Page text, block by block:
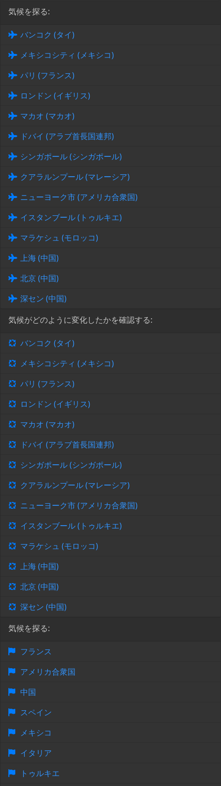
気候を探る:
バンコク (タイ)
メキシコシティ (メキシコ)
パリ (フランス)
ロンドン (イギリス)
マカオ (マカオ)
ドバイ (アラブ首長国連邦)
シンガポール (シンガポール)
クアラルンプール (マレーシア)
ニューヨーク市 (アメリカ合衆国)
イスタンブール (トゥルキエ)
マラケシュ (モロッコ)
上海 (中国)
北京 (中国)
深セン (中国)
気候がどのように変化したかを確認する:
バンコク (タイ)
メキシコシティ (メキシコ)
パリ (フランス)
ロンドン (イギリス)
マカオ (マカオ)
ドバイ (アラブ首長国連邦)
シンガポール (シンガポール)
クアラルンプール (マレーシア)
ニューヨーク市 (アメリカ合衆国)
イスタンブール (トゥルキエ)
マラケシュ (モロッコ)
上海 (中国)
北京 (中国)
深セン (中国)
気候を探る:
フランス
アメリカ合衆国
中国
スペイン
メキシコ
イタリア
トゥルキエ